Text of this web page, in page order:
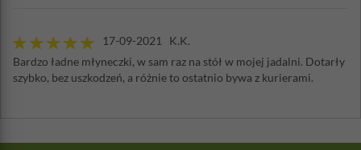
17-09-2021 K.K.
Bardzo ładne młyneczki, w sam raz na stół w mojej jadalni. Dotarły
szybko, bez uszkodzeń, a różnie to ostatnio bywa z kurierami.